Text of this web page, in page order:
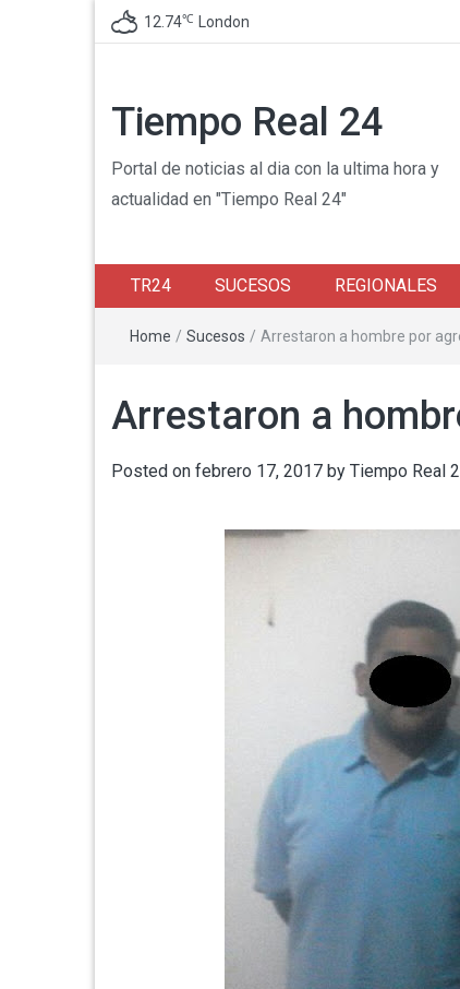
12.74℃ London
Tiempo Real 24
Portal de noticias al dia con la ultima hora y
actualidad en "Tiempo Real 24"
TR24 SUCESOS REGIONALES
Home / Sucesos / Arrestaron a hombre por
Arrestaron a
Posted on febrero 17, 2017 by Tiempo Real